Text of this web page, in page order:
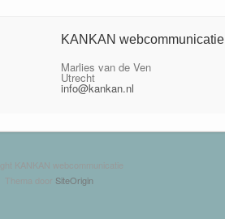
KANKAN webcommunicatie
Marlies van de Ven
Utrecht
info@kankan.nl
KANKAN webcommunicatie
Thema door SiteOrigin